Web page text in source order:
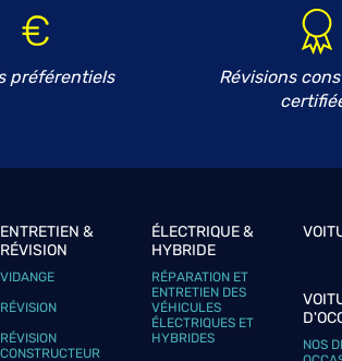
préférentiels
Révisions
ENTRETIEN &
RÉVISION
VIDANGE
RÉVISION
RÉVISION
CONSTRUCTEUR
ÉLECTRIQUE &
HYBRIDE
RÉPARATION ET
ENTRETIEN DES
VÉHICULES
ÉLECTRIQUES ET
HYBRIDES
NOS